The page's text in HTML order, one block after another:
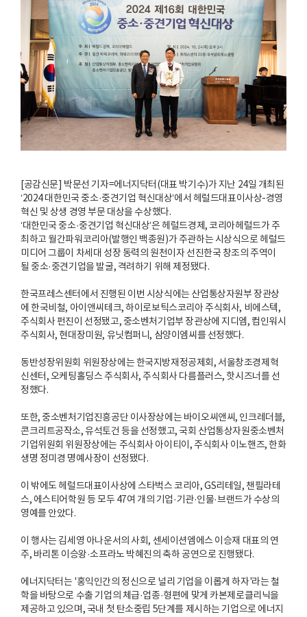
[공감신문] 박문선 기자=에너지닥터(대표 박기수)가 지난 24일 개최된
‘2024 대한민국 중소·중견기업 혁신대상’에서 헤럴드대표이사상-경영
혁신 및 상생 경영 부문 대상을 수상했다.
‘대한민국 중소·중견기업 혁신대상’은 헤럴드경제, 코리아헤럴드가 주
최하고 월간파워코리아(발행인 백종원)가 주관하는 시상식으로 헤럴드
미디어 그룹이 차세대 성장 동력의 원천이자 선진한국 창조의 주역이
될 중소·중견기업을 발굴, 격려하기 위해 제정됐다.
한국프레스센터에서 진행된 이번 시상식에는 산업통상자원부 장관상
에 한국비철, 아이앤씨테크, 하이로보틱스코리아 주식회사, 비에스텍,
주식회사 펀진이 선정됐고, 중소벤처기업부 장관상에 지디엠, 컴인워시
주식회사, 현대장미원, 유닛컴퍼니, 삼양이엠씨를 선정했다.
동반성장위원회 위원장상에는 한국지방재정공제회, 서울창조경제혁
신센터, 오케팅홀딩스 주식회사, 주식회사 다름플러스, 핫시즈너를 선
정했다.
또한, 중소벤처기업진흥공단 이사장상에는 바이오씨앤씨, 인크레더블,
콘크리트공작소, 유석토건 등을 선정했고, 국회 산업통상자원중소벤처
기업위원회 위원장상에는 주식회사 아이티이, 주식회사 이노핸즈, 한화
생명 정미경 명예사장이 선정됐다.
이 밖에도 헤럴드대표이사상에 스타벅스 코리아, GS리테일, 챈필라테
스, 에스티어학원 등 모두 47여 개의 기업·기관·인물·브랜드가 수상의
영예를 안았다.
이 행사는 김세영 아나운서의 사회, 센세이션엠에스 이승재 대표의 연
주, 바리톤 이승왕·소프라노 박혜진의 축하 공연으로 진행됐다.
에너지닥터는 '홍익인간의 정신으로 널리 기업을 이롭게 하자'라는 철
학을 바탕으로 수출 기업의 체급·업종·형편에 맞게 카본제로클리닉을
제공하고 있으며, 국내 첫 탄소중립 5단계를 제시하는 기업으로 에너지